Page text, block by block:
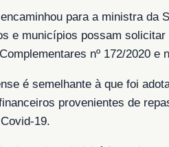
para a ministra
e municípios possam
nº 172/2020 e
é semelhante à que foi
provenientes de
19.